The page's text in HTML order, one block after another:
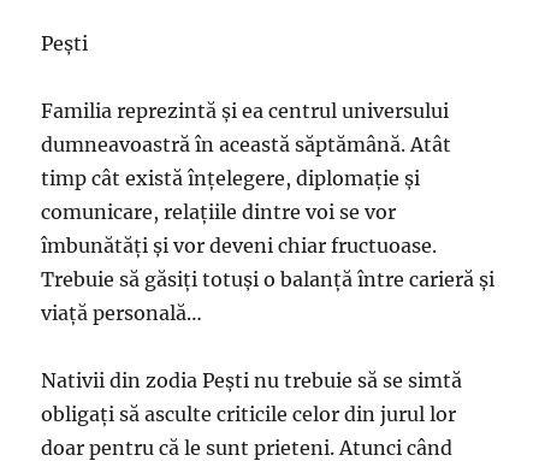
Peşti
Familia reprezintă şi ea centrul universului
dumneavoastră în această săptămână. Atât
timp cât există înţelegere, diplomaţie şi
comunicare, relaţiile dintre voi se vor
îmbunătăţi şi vor deveni chiar fructuoase.
Trebuie să găsiţi totuşi o balanţă între carieră şi
viaţă personală…
Nativii din zodia Pești nu trebuie să se simtă
obligați să asculte criticile celor din jurul lor
doar pentru că le sunt prieteni. Atunci când